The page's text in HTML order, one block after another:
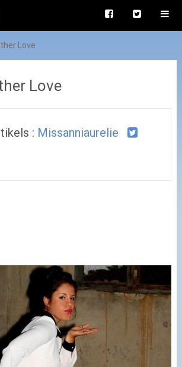
Love
Love
: Missanniaurelie